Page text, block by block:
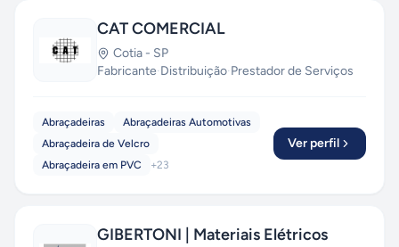
CAT COMERCIAL
Cotia - SP
Fabricante·Distribuição·Prestador de Serviços
Abraçadeiras
Abraçadeiras Automotivas
Abraçadeira de Velcro
Abraçadeira em PVC
+23
Ver perfil
GIBERTONI | Materiais Elétricos